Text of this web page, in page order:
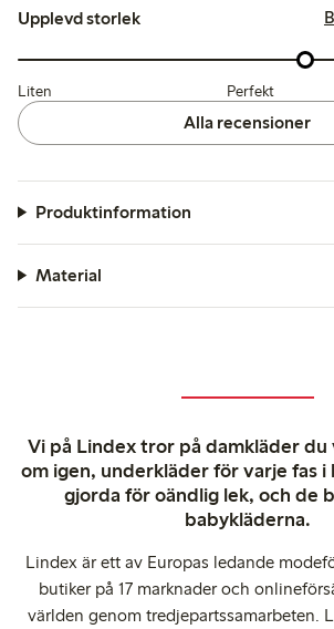
Upplevd storlek
Liten Perfekt
Alla recensioner
Produktinformation
Material
Vi på Lindex tror på damkläder du
om igen, underkläder för varje fas
gjorda för oändlig lek, och de
babykläderna.
Lindex är ett av Europas ledande
butiker på 17 marknader och
världen genom tredjepartssamarbeten.